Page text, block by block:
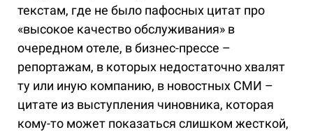
текстам, где не было пафосных цитат про
«высокое качество обслуживания» в
очередном отеле, в бизнес-прессе –
репортажам, в которых недостаточно хвалят
ту или иную компанию, в новостных СМИ –
цитате из выступления чиновника, которая
кому-то может показаться слишком жесткой,